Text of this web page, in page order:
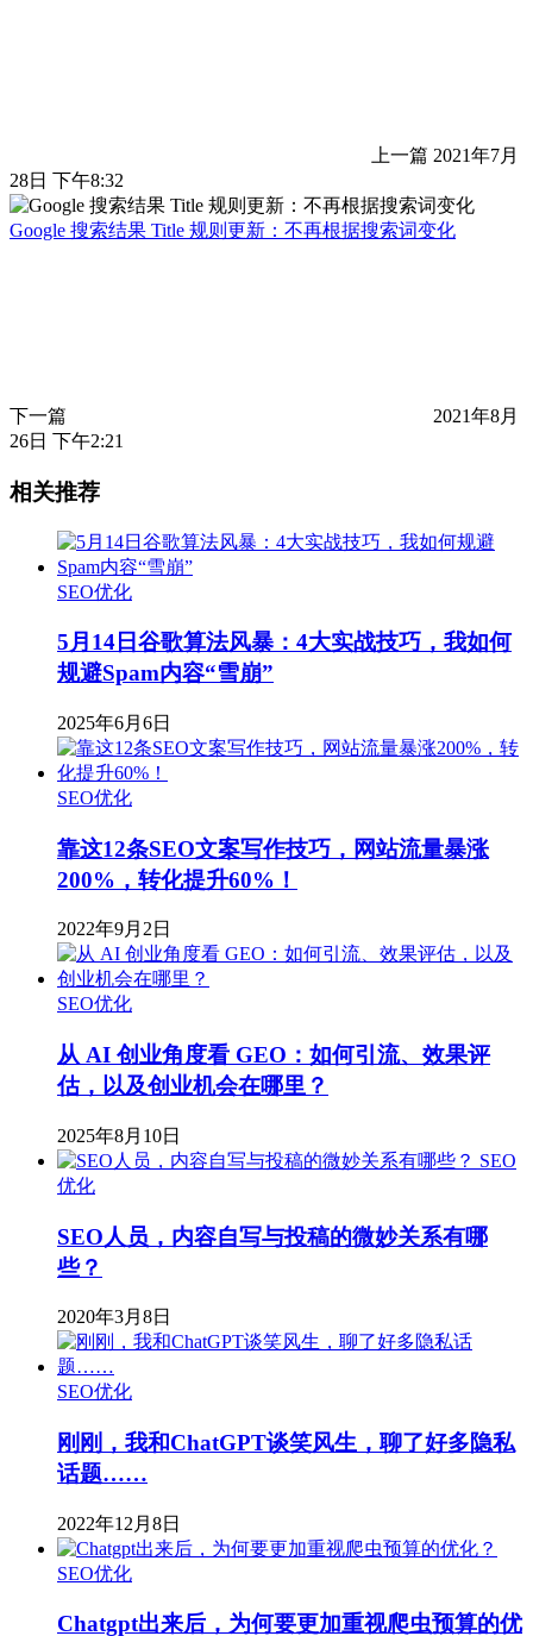
上一篇 2021年7月
28日 下午8:32
Google 搜索结果 Title 规则更新：不再根据搜索词变化
下一篇
2021年8月
26日 下午2:21
相关推荐
SEO优化
5月14日谷歌算法风暴：4大实战技巧，我如何
规避Spam内容“雪崩”
2025年6月6日
SEO优化
靠这12条SEO文案写作技巧，网站流量暴涨
200%，转化提升60%！
2022年9月2日
SEO优化
从 AI 创业角度看 GEO：如何引流、效果评
估，以及创业机会在哪里？
2025年8月10日
SEO
优化
SEO人员，内容自写与投稿的微妙关系有哪
些？
2020年3月8日
SEO优化
刚刚，我和ChatGPT谈笑风生，聊了好多隐私
话题……
2022年12月8日
SEO优化
Chatgpt出来后，为何要更加重视爬虫预算的优